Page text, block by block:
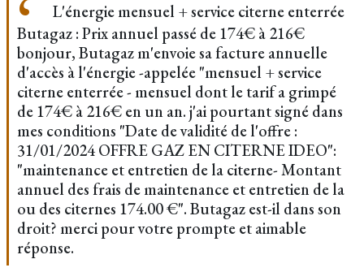
L'énergie mensuel + service citerne enterrée
Butagaz : Prix annuel passé de 174€ à 216€
bonjour, Butagaz m'envoie sa facture annuelle
d'accès à l'énergie -appelée "mensuel + service
citerne enterrée - mensuel dont le tarif a grimpé
de 174€ à 216€ en un an. j'ai pourtant signé dans
mes conditions "Date de validité de l'offre :
31/01/2024 OFFRE GAZ EN CITERNE IDEO":
"maintenance et entretien de la citerne- Montant
annuel des frais de maintenance et entretien de la
ou des citernes 174.00 €". Butagaz est-il dans son
droit? merci pour votre prompte et aimable
réponse.